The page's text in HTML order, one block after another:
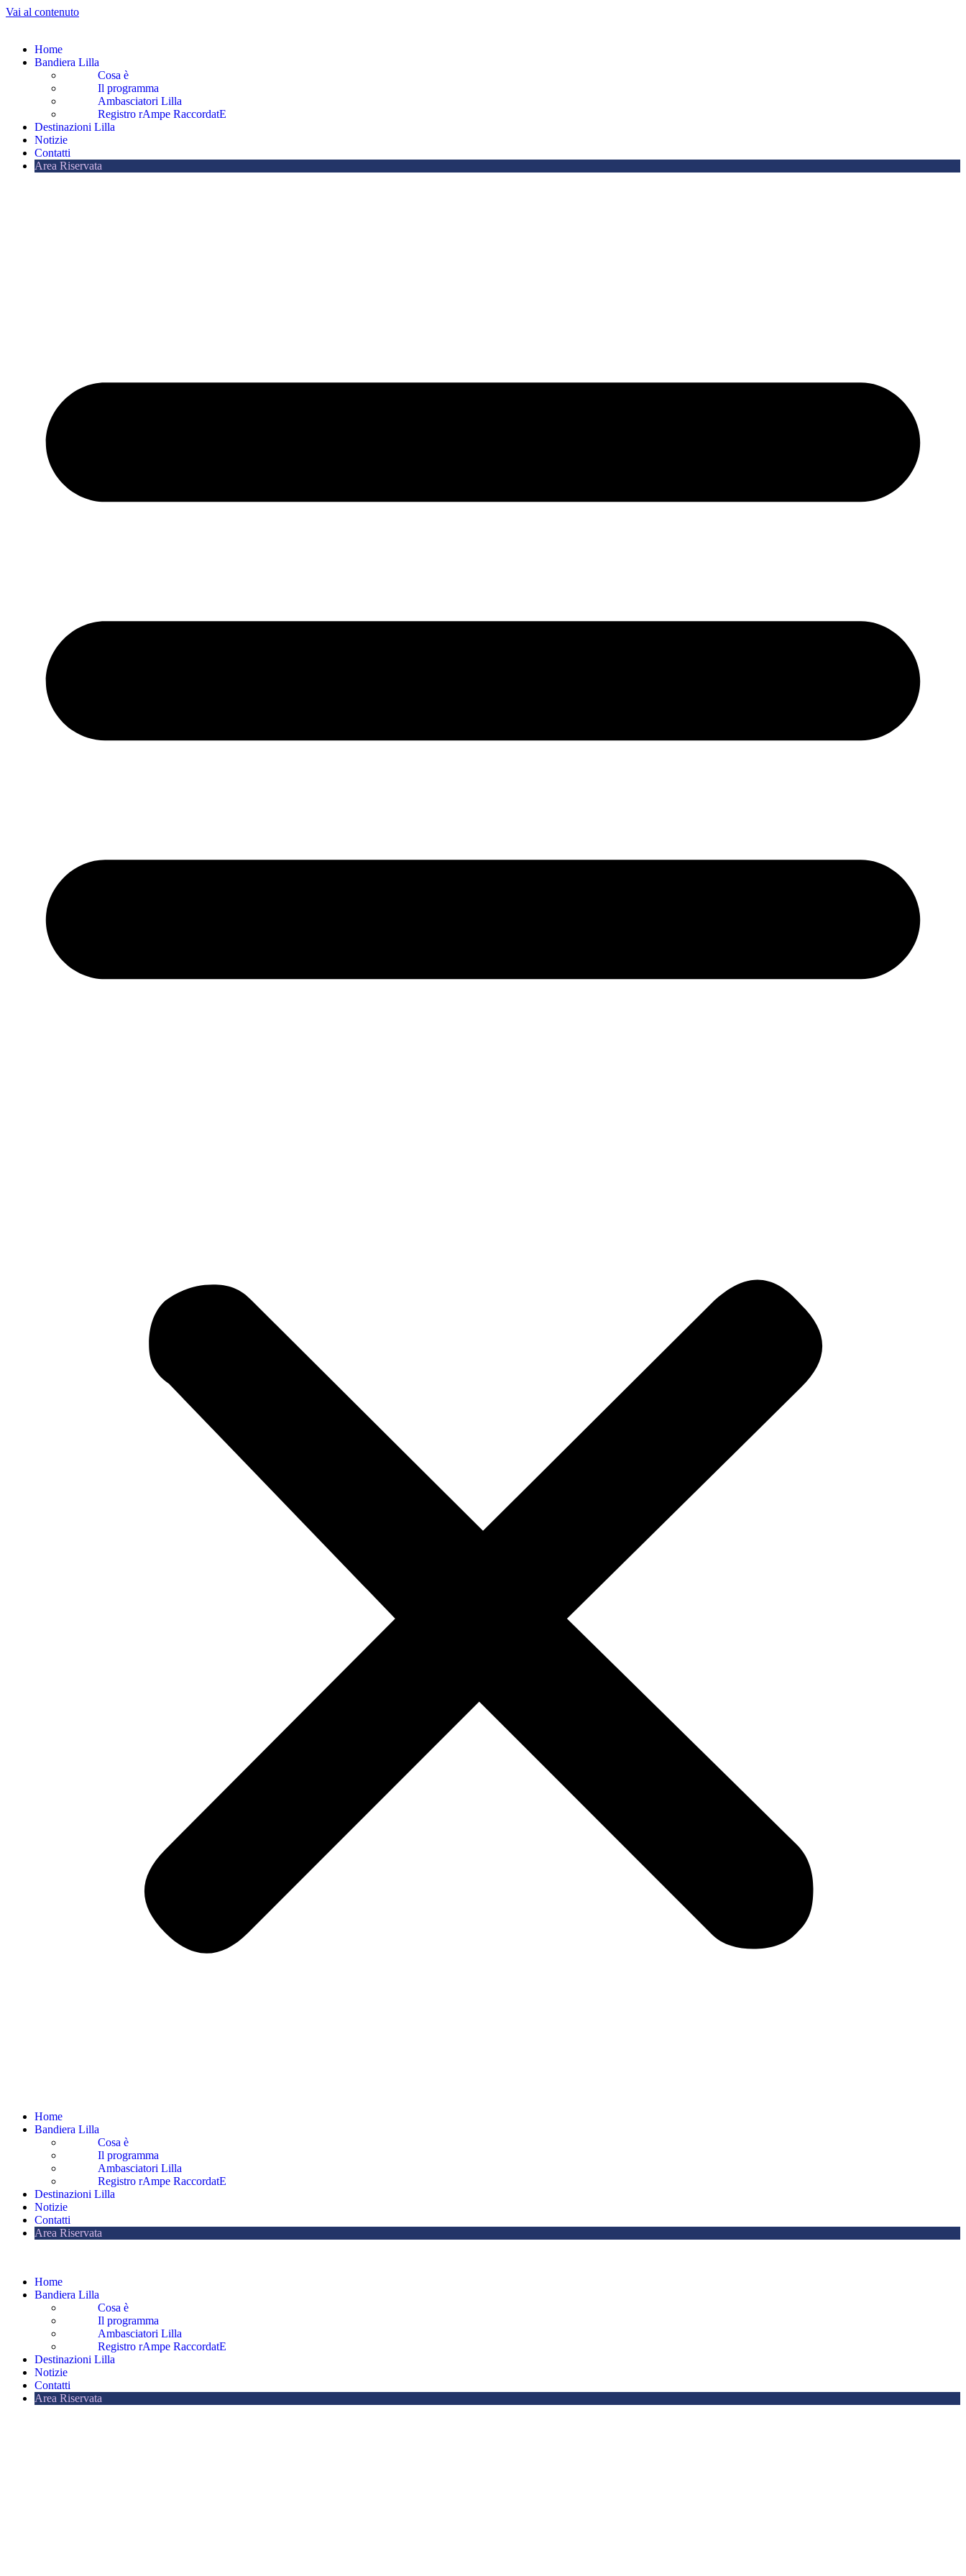
Vai al contenuto
Home
Bandiera Lilla
Cosa è
Il programma
Ambasciatori Lilla
Registro rAmpe RaccordatE
Destinazioni Lilla
Notizie
Contatti
Area Riservata
Home
Bandiera Lilla
Cosa è
Il programma
Ambasciatori Lilla
Registro rAmpe RaccordatE
Destinazioni Lilla
Notizie
Contatti
Area Riservata
Home
Bandiera Lilla
Cosa è
Il programma
Ambasciatori Lilla
Registro rAmpe RaccordatE
Destinazioni Lilla
Notizie
Contatti
Area Riservata